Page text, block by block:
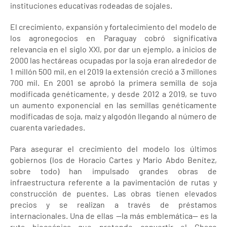
instituciones educativas rodeadas de sojales.
El crecimiento, expansión y fortalecimiento del modelo de
los agronegocios en Paraguay cobró significativa
relevancia en el siglo XXI, por dar un ejemplo, a inicios de
2000 las hectáreas ocupadas por la soja eran alrededor de
1 millón 500 mil, en el 2019 la extensión creció a 3 millones
700 mil. En 2001 se aprobó la primera semilla de soja
modificada genéticamente, y desde 2012 a 2019, se tuvo
un aumento exponencial en las semillas genéticamente
modificadas de soja, maíz y algodón llegando al número de
cuarenta variedades.
Para asegurar el crecimiento del modelo los últimos
gobiernos (los de Horacio Cartes y Mario Abdo Benítez,
sobre todo) han impulsado grandes obras de
infraestructura referente a la pavimentación de rutas y
construcción de puentes. Las obras tienen elevados
precios y se realizan a través de préstamos
internacionales. Una de ellas —la más emblemática— es la